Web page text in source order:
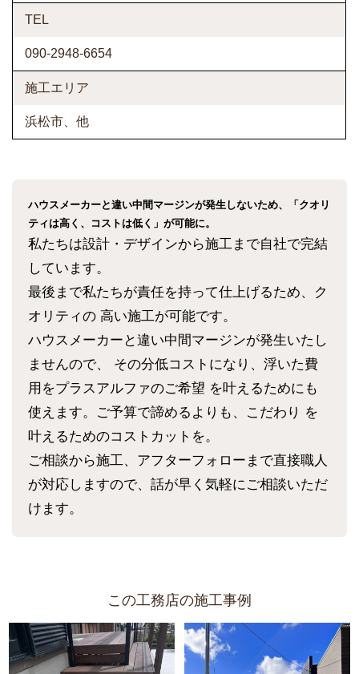
TEL
090-2948-6654
施工エリア
浜松市、他
ハウスメーカーと違い中間マージンが発生しないため、「クオリ
ティは高く、コストは低く」が可能に。
私たちは設計・デザインから施工まで自社で完結
しています。
最後まで私たちが責任を持って仕上げるため、ク
オリティの 高い施工が可能です。
ハウスメーカーと違い中間マージンが発生いたし
ませんので、 その分低コストになり、浮いた費
用をプラスアルファのご希望 を叶えるためにも
使えます。ご予算で諦めるよりも、こだわり を
叶えるためのコストカットを。
ご相談から施工、アフターフォローまで直接職人
が対応しますので、話が早く気軽にご相談いただ
けます。
この工務店の施工事例